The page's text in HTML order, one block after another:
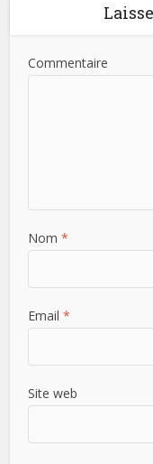
Commentaire
Nom*
Email*
Site web